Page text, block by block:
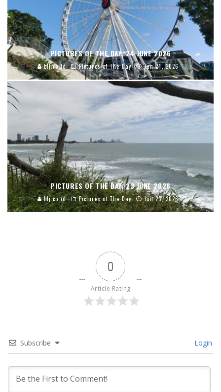
PICTURES OF THE DAY, 24 JUNE 2026
blj.co.id Pictures of The Day Jun 24, 2026
PICTURES OF THE DAY, 23 JUNE 2026
blj.co.id Pictures of The Day Jun 23, 2026
0
Article Rating
Subscribe Login